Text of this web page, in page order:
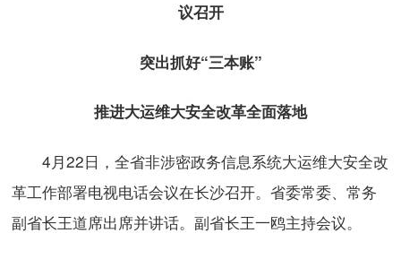
议召开
突出抓好“三本账”
推进大运维大安全改革全面落地
4月22日，全省非涉密政务信息系统大运维大安全改
革工作部署电视电话会议在长沙召开。省委常委、常务
副省长王道席出席并讲话。副省长王一鸥主持会议。